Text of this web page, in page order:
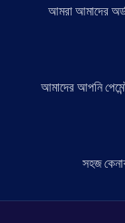
আমরা আমাদের
আমাদের আপনি
সহজ